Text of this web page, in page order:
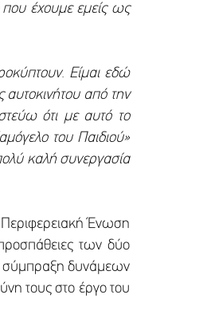
που έχουμε εμείς ως
Είμαι εδώ
από την
ότι με αυτό το
του Παιδιού»
καλή συνεργασία
Ένωση
των δύο
σύμπραξη δυνάμεων
τους στο έργο του